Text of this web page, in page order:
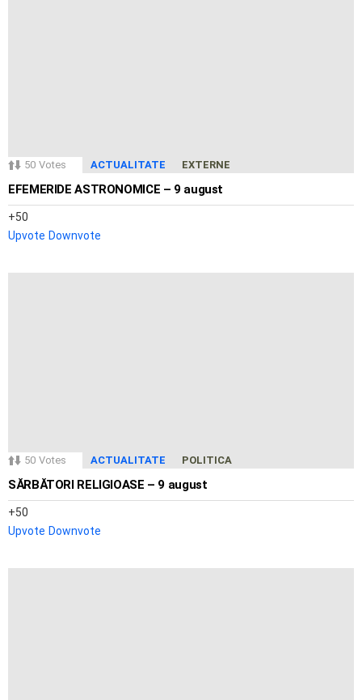
50 Votes ACTUALITATE EXTERNE
EFEMERIDE ASTRONOMICE – 9 august
50
Upvote Downvote
50 Votes ACTUALITATE POLITICA
SĂRBĂTORI RELIGIOASE – 9 august
50
Upvote Downvote